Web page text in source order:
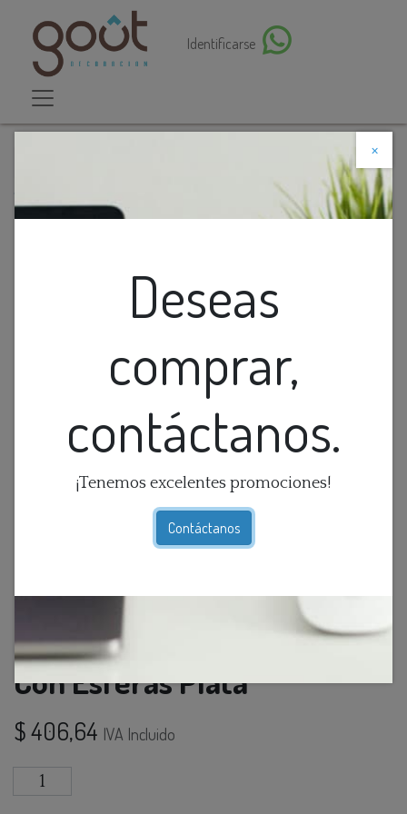
Identificarse
×
Deseas
comprar,
contáctanos.
¡Tenemos excelentes promociones!
Contáctanos
Descuento web
Aplique Moderno De Metal Con Esferas Plata
Aplique Moderno De Metal
Con Esferas Plata
$406,64 IVA Incluido